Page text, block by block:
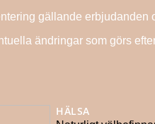
gällande erbjudanden
ändringar som görs
HÄLSA